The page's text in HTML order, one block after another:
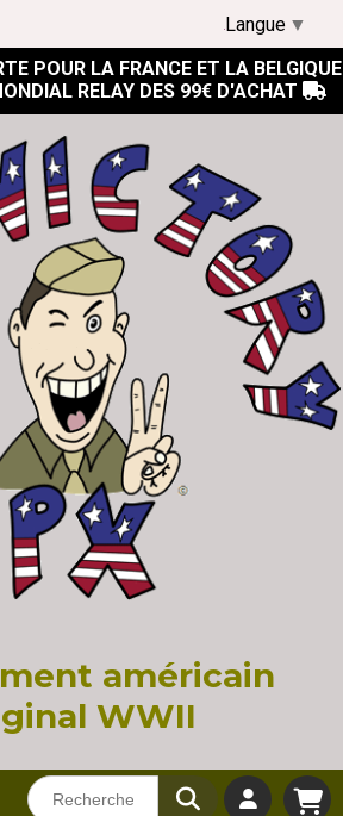
POUR LA FRANCE ET LA BELGIQUE
RELAY DES 99€ D'ACHAT 
américain
WWII
Langue ▼